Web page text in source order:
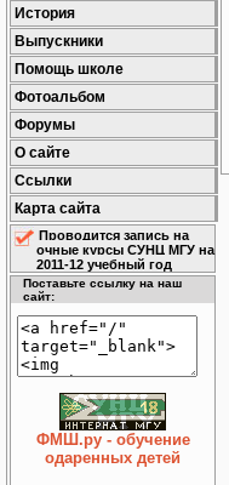
История
Выпускники
Помощь школе
Фотоальбом
Форумы
О сайте
Ссылки
Карта сайта
Проводится запись на
очные курсы СУНЦ МГУ на
2011-12 учебный год
Поставьте ссылку на наш
сайт:
ФМШ.ру - обучение
одаренных детей